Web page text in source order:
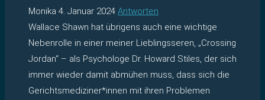
Monika 4. Januar 2024 Antworten
Wallace Shawn hat übrigens auch eine wichtige
Nebenrolle in einer meiner Lieblingsseren, „Crossing
Jordan“ – als Psychologe Dr. Howard Stiles, der sich
immer wieder damit abmühen muss, dass sich die
Gerichtsmediziner*innen mit ihren Problemen